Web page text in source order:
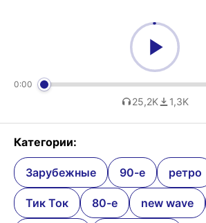
0:00
25,2K 1,3K
Категории:
Зарубежные 90-е ретро
Тик Ток 80-е new wave